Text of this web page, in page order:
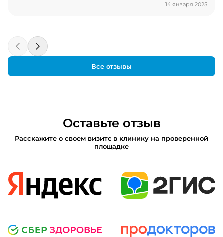
14 января 2025
Все отзывы
Оставьте отзыв
Расскажите о своем визите в клинику на проверенной
площадке